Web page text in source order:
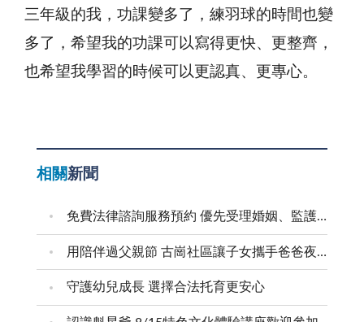
三年級的我，功課變多了，練羽球的時間也變
多了，希望我的功課可以寫得更快、更整齊，
也希望我學習的時候可以更認真、更專心。
相關新聞
免費法律諮詢服務預約 優先受理婚姻、監護權、家暴等婦女議題
用陪伴過父親節 古崗社區讓子女攜手爸爸夜遊村莊
守護幼兒成長 選擇合法托育更安心